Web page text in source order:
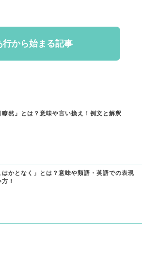
行から始まる記事
瞭然」とは？意味や言い換え！例文と解釈
はかとなく」とは？意味や類語・英語での表現
！